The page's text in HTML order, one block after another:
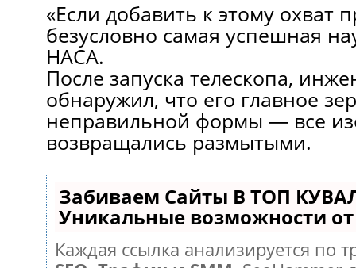
«Если добавить к этому охват
безусловно самая успешная
НАСА.
После запуска телескопа,
обнаружил, что его главное
неправильной формы — все
возвращались размытыми.
Забиваем Сайты В ТОП
Уникальные возможности от
Каждая ссылка анализируется по